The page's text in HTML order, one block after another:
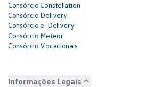
Consórcio Constellation
Consórcio Delivery
Consórcio e-Delivery
Consórcio Meteor
Consórcio Vocacionais
Informações Legais